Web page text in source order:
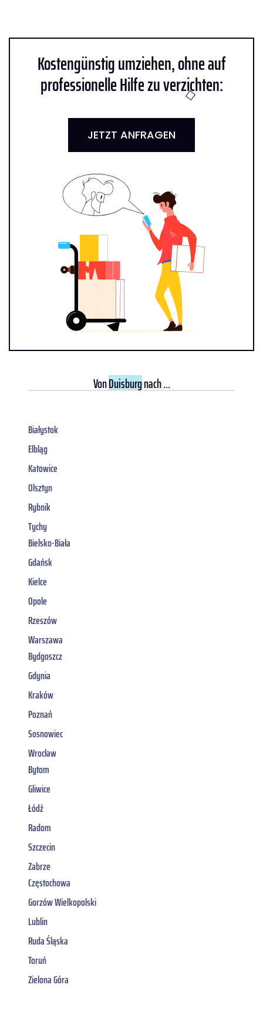
Kostengünstig umziehen, ohne auf
professionelle Hilfe zu verzichten:
JETZT ANFRAGEN
VonDuisburgnach ...
Białystok
Elbląg
Katowice
Olsztyn
Rybnik
Tychy
Bielsko-Biała
Gdańsk
Kielce
Opole
Rzeszów
Warszawa
Bydgoszcz
Gdynia
Kraków
Poznań
Sosnowiec
Wrocław
Bytom
Gliwice
Łódź
Radom
Szczecin
Zabrze
Częstochowa
Gorzów Wielkopolski
Lublin
Ruda Śląska
Toruń
Zielona Góra